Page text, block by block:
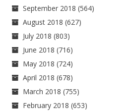
September 2018 (564)
August 2018 (627)
July 2018 (803)
June 2018 (716)
May 2018 (724)
April 2018 (678)
March 2018 (755)
February 2018 (653)